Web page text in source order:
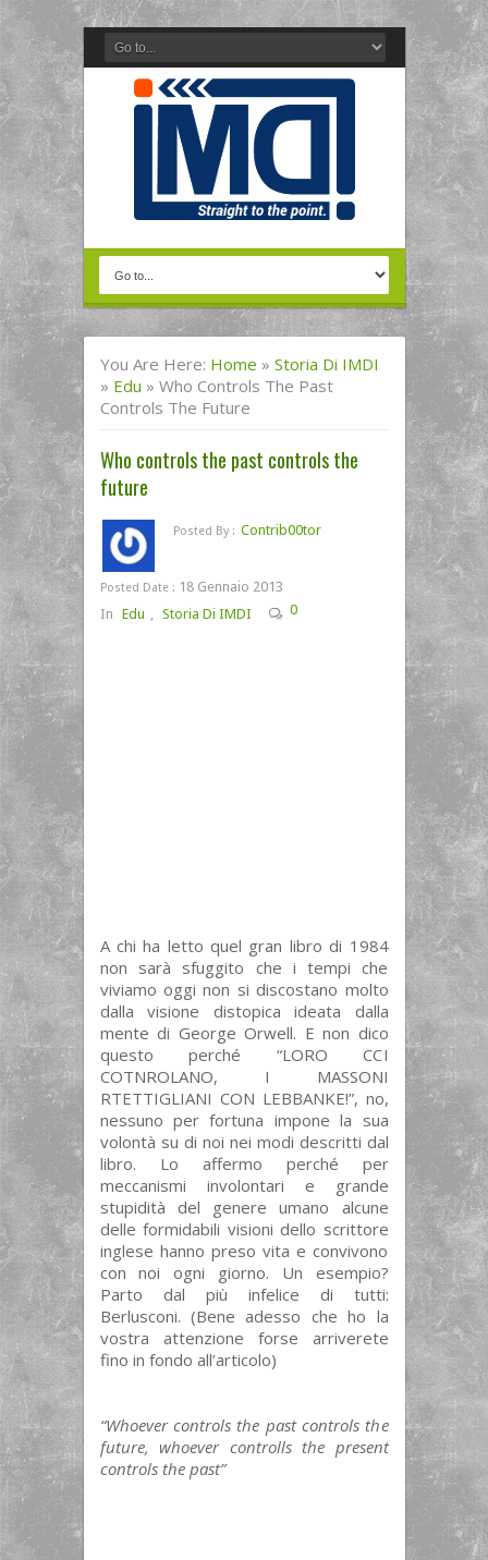
You Are Here: Home » Storia Di IMDI
» Edu » Who Controls The Past
Controls The Future
Who controls the past controls the
future
Posted By : Contrib00tor
Posted Date : 18 Gennaio 2013
In Edu , Storia Di IMDI 0
A chi ha letto quel gran libro di 1984
non sarà sfuggito che i tempi che
viviamo oggi non si discostano molto
dalla visione distopica ideata dalla
mente di George Orwell. E non dico
questo perché “LORO CCI
COTNROLANO, I MASSONI
RTETTIGLIANI CON LEBBANKE!”, no,
nessuno per fortuna impone la sua
volontà su di noi nei modi descritti dal
libro. Lo affermo perché per
meccanismi involontari e grande
stupidità del genere umano alcune
delle formidabili visioni dello scrittore
inglese hanno preso vita e convivono
con noi ogni giorno. Un esempio?
Parto dal più infelice di tutti:
Berlusconi. (Bene adesso che ho la
vostra attenzione forse arriverete
fino in fondo all’articolo)
“Whoever controls the past controls the
future, whoever controlls the present
controls the past”